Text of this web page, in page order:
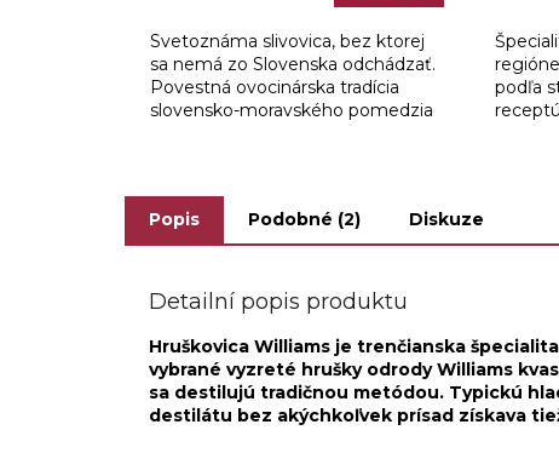
Svetoznáma slivovica, bez ktorej
sa nemá zo Slovenska odchádzať.
Povestná ovocinárska tradícia
slovensko-moravského pomedzia
z
5
podľa
Popis Podobné (2) Diskuze
Detailní popis produktu
Hruškovica Williams je trenčianska
vybrané vyzreté hrušky odrody Williams
sa destilujú tradičnou metódou. Typickú
destilátu bez akýchkoľvek prísad získava